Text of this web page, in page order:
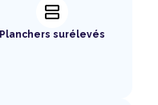
splitscreen
Planchers surélevés